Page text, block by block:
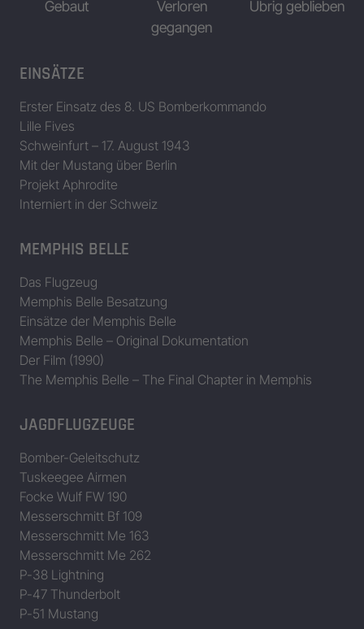
Gebaut
Verloren
gegangen
Übrig geblieben
EINSÄTZE
Erster Einsatz des 8. US Bomberkommando
Lille Fives
Schweinfurt – 17. August 1943
Mit der Mustang über Berlin
Projekt Aphrodite
Interniert in der Schweiz
MEMPHIS BELLE
Das Flugzeug
Memphis Belle Besatzung
Einsätze der Memphis Belle
Memphis Belle – Original Dokumentation
Der Film (1990)
The Memphis Belle – The Final Chapter in Memphis
JAGDFLUGZEUGE
Bomber-Geleitschutz
Tuskeegee Airmen
Focke Wulf FW 190
Messerschmitt Bf 109
Messerschmitt Me 163
Messerschmitt Me 262
P-38 Lightning
P-47 Thunderbolt
P-51 Mustang